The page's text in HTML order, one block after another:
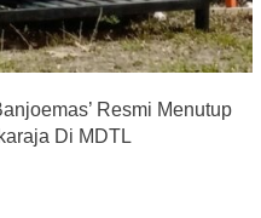
Resmi Menutup
Di MDTL